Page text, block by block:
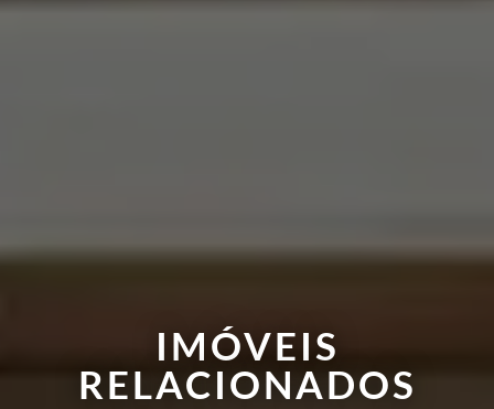
IMÓVEIS
RELACIONADOS